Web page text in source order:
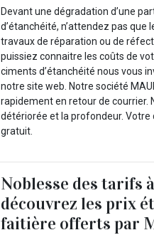
Devant une dégradation d’une
d’étanchéité, n’attendez pas
travaux de réparation ou de
puissiez connaitre les coûts de
ciments d’étanchéité nous vous
notre site web. Notre société
rapidement en retour de courrier.
détériorée et la profondeur. Votre
gratuit.
Noblesse des tarifs
découvrez les prix
faitière offerts par